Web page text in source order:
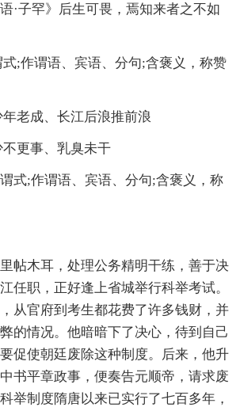
语·子罕》后生可畏，焉知来者之不如
式;作谓语、宾语、分句;含褒义，称赞
年老成、长江后浪推前浪
不更事、乳臭未干
谓式;作谓语、宾语、分句;含褒义，称
帖木耳，处理公务精明干练，善于决
任职，正好逢上省城举行科举考试。
从官府到考生都花费了许多钱财，并
的情况。他暗暗下了决心，待到自己
促使朝廷废除这种制度。后来，他升
书平章政事，便奏告元顺帝，请求废
举制度隋唐以来已实行了七百多年，